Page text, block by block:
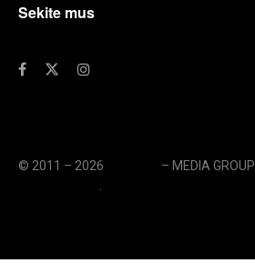
Sekite mus
© 2011 – 2026 – MEDIA GROUP